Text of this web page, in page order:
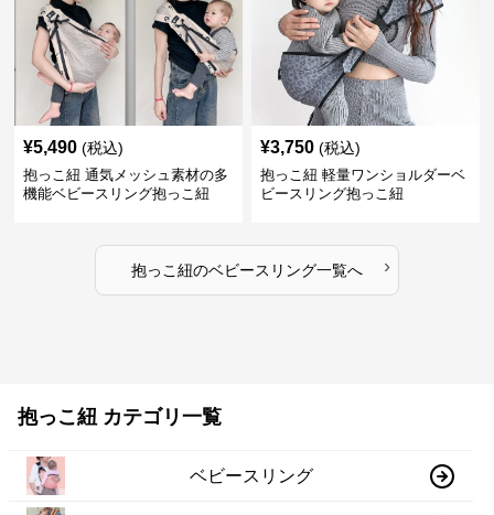
¥5,490 (税込)
抱っこ紐 通気メッシュ素材の多
機能ベビースリング抱っこ紐
¥3,750 (税込)
抱っこ紐 軽量ワンショルダーベ
ビースリング抱っこ紐
抱っこ紐のベビースリング一覧へ ›
抱っこ紐 カテゴリ一覧
ベビースリング